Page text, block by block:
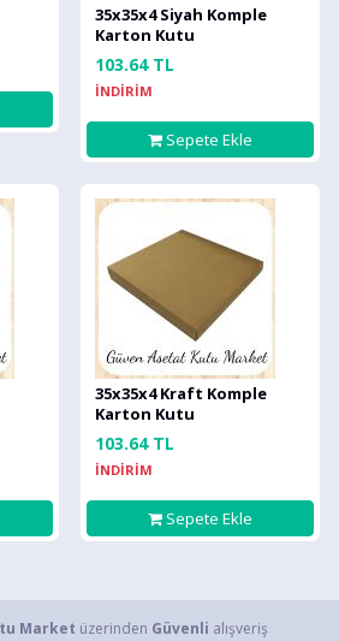
35x35x4 Siyah Komple
Karton Kutu
103.64 TL
İNDİRİM
Sepete Ekle
35x35x4 Kraft Komple
Karton Kutu
103.64 TL
İNDİRİM
Sepete Ekle
Market üzerinden Güvenli alışveriş